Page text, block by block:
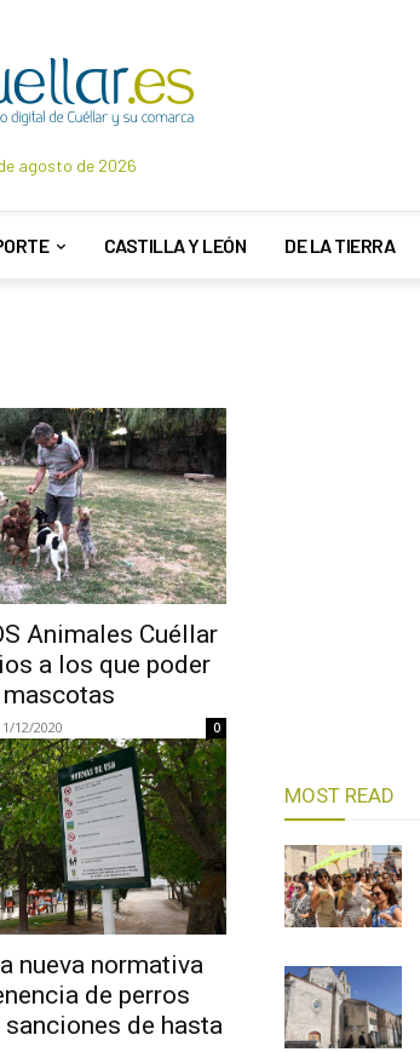
agosto de 2026
CASTILLA Y LEÓN DE LA TIERRA
Animales Cuéllar
a los que poder
12/2020 0
nueva normativa
de perros
de hasta
MOST READ